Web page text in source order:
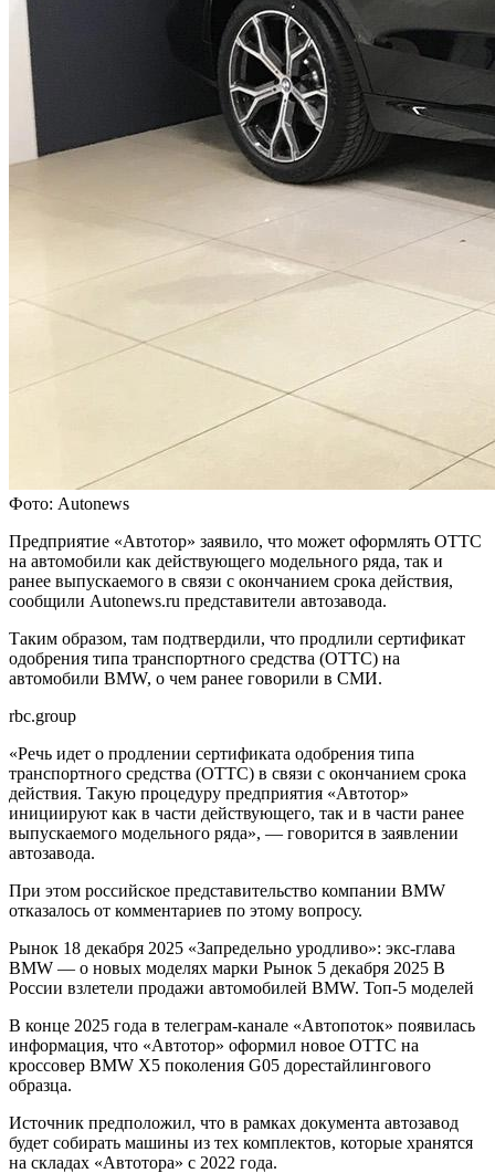
Фото: Autonews
Предприятие «Автотор» заявило, что может оформлять ОТТС
на автомобили как действующего модельного ряда, так и
ранее выпускаемого в связи с окончанием срока действия,
сообщили Autonews.ru представители автозавода.
Таким образом, там подтвердили, что продлили сертификат
одобрения типа транспортного средства (ОТТС) на
автомобили BMW, о чем ранее говорили в СМИ.
rbc.group
«Речь идет о продлении сертификата одобрения типа
транспортного средства (ОТТС) в связи с окончанием срока
действия. Такую процедуру предприятия «Автотор»
инициируют как в части действующего, так и в части ранее
выпускаемого модельного ряда», — говорится в заявлении
автозавода.
При этом российское представительство компании BMW
отказалось от комментариев по этому вопросу.
Рынок 18 декабря 2025 «Запредельно уродливо»: экс-глава
BMW — о новых моделях марки Рынок 5 декабря 2025 В
России взлетели продажи автомобилей BMW. Топ-5 моделей
В конце 2025 года в телеграм-канале «Автопоток» появилась
информация, что «Автотор» оформил новое ОТТС на
кроссовер BMW X5 поколения G05 дорестайлингового
образца.
Источник предположил, что в рамках документа автозавод
будет собирать машины из тех комплектов, которые хранятся
на складах «Автотора» с 2022 года.